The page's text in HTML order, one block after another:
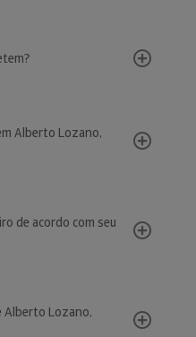
Alberto Lozano,
de acordo com seu
Alberto Lozano,